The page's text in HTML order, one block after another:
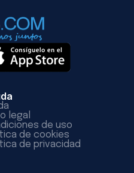
legal
de uso
de cookies
de privacidad